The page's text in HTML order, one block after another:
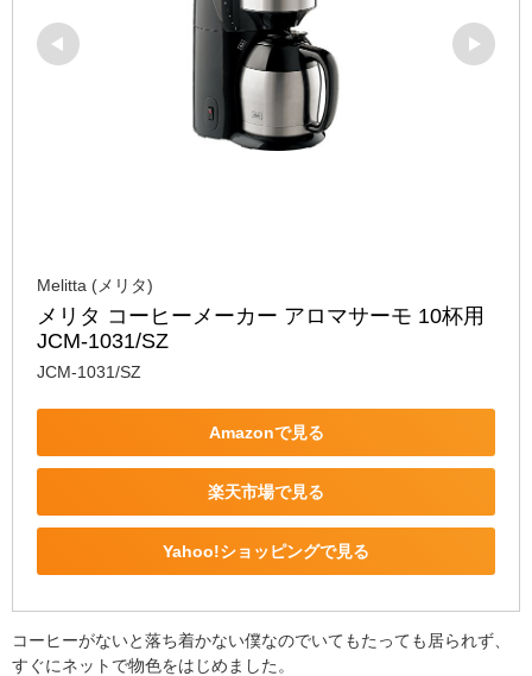
Melitta (メリタ)
メリタ コーヒーメーカー アロマサーモ 10杯用
JCM-1031/SZ
JCM-1031/SZ
Amazonで見る
楽天市場で見る
Yahoo!ショッピングで見る
コーヒーがないと落ち着かない僕なのでいてもたっても居られず、
すぐにネットで物色をはじめました。